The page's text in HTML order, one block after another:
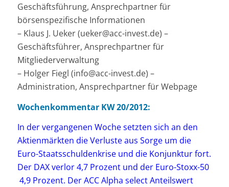
Geschäftsführung, Ansprechpartner für
börsenspezifische Informationen
– Klaus J. Ueker (ueker@acc-invest.de) –
Geschäftsführer, Ansprechpartner für
Mitgliederverwaltung
– Holger Fiegl (info@acc-invest.de) –
Administration, Ansprechpartner für Webpage
Wochenkommentar KW 20/2012:
In der vergangenen Woche setzten sich an den
Aktienmärkten die Verluste aus Sorge um die
Euro-Staatsschuldenkrise und die Konjunktur fort.
Der DAX verlor 4,7 Prozent und der Euro-Stoxx-50
4,9 Prozent. Der ACC Alpha select Anteilswert